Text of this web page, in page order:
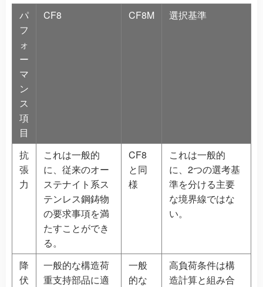
パ
フ
ォ
ー
マ
ン
ス
項
目
CF8 CF8M 選択基準
抗
張
力
これは一般的
に、従来のオー
ステナイト系ス
テンレス鋼鋳物
の要求事項を満
たすことができ
る。
CF8
と同
様
これは一般的
に、2つの選考基
準を分ける主要
な境界線ではな
い。
降
伏
一般的な構造荷
重支持部品に適
一般
的な
高負荷条件は構
造計算と組み合